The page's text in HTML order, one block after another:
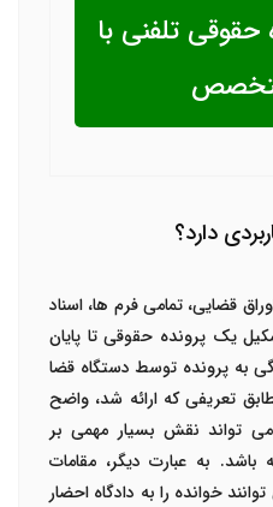
حقوقی تلفنی با
دارد؟
قضایی، تمامی فرم ها، اسناد
یک پرونده حقوقی تا پایان
به پرونده توسط دستگاه قضا
تعریفی که ارائه شد، واضح
تواند نقش بسیار مهمی بر
به عبارت دیگر، مقامات
خوانده را به دادگاه احضار